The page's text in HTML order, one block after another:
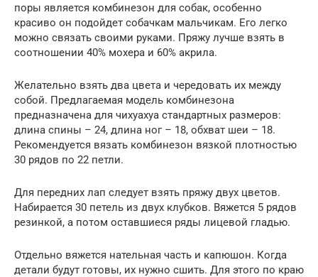
поры является комбинезон для собак, особенно
красиво он подойдет собачкам мальчикам. Его легко
можно связать своими руками. Пряжу лучше взять в
соотношении 40% мохера и 60% акрила.
Желательно взять два цвета и чередовать их между
собой. Предлагаемая модель комбинезона
предназначена для чихуахуа стандартных размеров:
длина спины – 24, длина ног – 18, обхват шеи – 18.
Рекомендуется вязать комбинезон вязкой плотностью
30 рядов по 22 петли.
Для передних лап следует взять пряжу двух цветов.
Набирается 30 петель из двух клубков. Вяжется 5 рядов
резинкой, а потом оставшиеся ряды лицевой гладью.
Отдельно вяжется нательная часть и капюшон. Когда
детали будут готовы, их нужно сшить. Для этого по краю